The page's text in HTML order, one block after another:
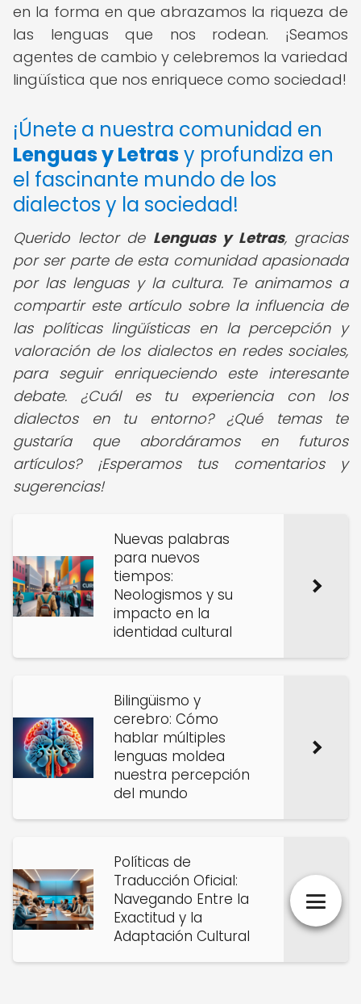
en la forma en que abrazamos la riqueza de
las lenguas que nos rodean. ¡Seamos
agentes de cambio y celebremos la variedad
lingüística que nos enriquece como sociedad!
¡Únete a nuestra comunidad en
Lenguas y Letrasy profundiza en
el fascinante mundo de los
dialectos y la sociedad!
Querido lector de Lenguas y Letras, gracias
por ser parte de esta comunidad apasionada
por las lenguas y la cultura. Te animamos a
compartir este artículo sobre la influencia de
las políticas lingüísticas en la percepción y
valoración de los dialectos en redes sociales,
para seguir enriqueciendo este interesante
debate. ¿Cuál es tu experiencia con los
dialectos en tu entorno? ¿Qué temas te
gustaría que abordáramos en futuros
artículos? ¡Esperamos tus comentarios y
sugerencias!
Nuevas palabras
para nuevos
tiempos:
Neologismos y su
impacto en la
identidad cultural
Bilingüismo y
cerebro: Cómo
hablar múltiples
lenguas moldea
nuestra percepción
del mundo
Políticas de
Traducción Oficial:
Navegando Entre la
Exactitud y la
Adaptación Cultural